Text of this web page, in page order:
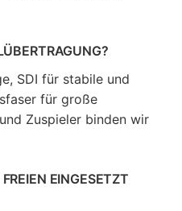
SDI für stabile und
für große
Zuspieler binden wir
EINGESETZT